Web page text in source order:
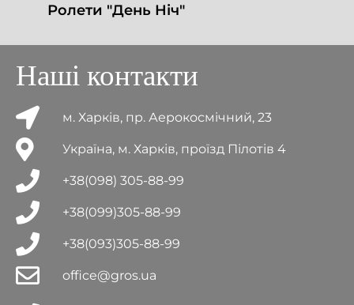
Ролети "День Ніч"
Наші контакти
м. Харків, пр. Аерокосмічний, 23
Україна, м. Харків, проїзд Пілотів 4
+38(098) 305-88-99
+38(099)305-88-99
+38(093)305-88-99
office@gros.ua